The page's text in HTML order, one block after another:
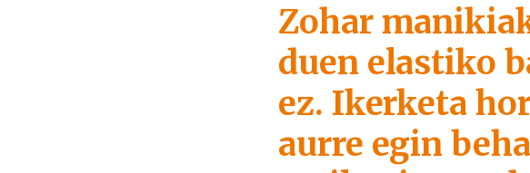
Zohar
duen elastiko
ez. Ikerketa
aurre egin